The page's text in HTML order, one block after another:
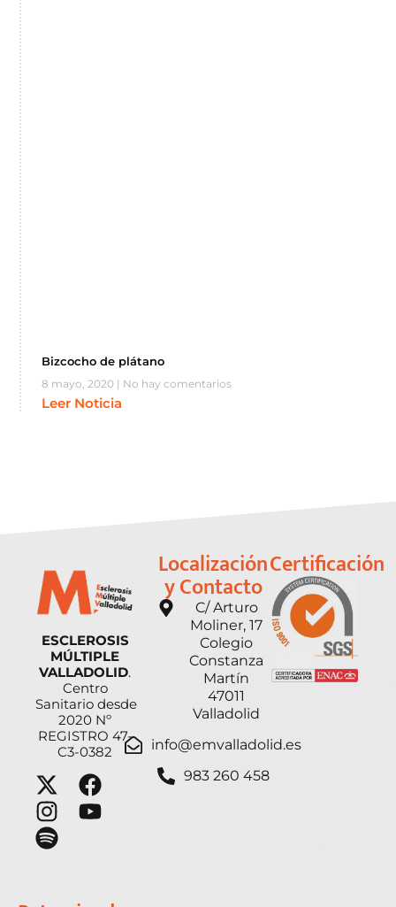
Bizcocho de plátano
8 mayo, 2020 No hay comentarios
Leer Noticia
ESCLEROSIS
MÚLTIPLE
VALLADOLID.
Centro
Sanitario desde
2020 Nº
REGISTRO 47-
C3-0382
Localización
y Contacto
C/ Arturo
Moliner, 17
Colegio
Constanza
Martín
47011
Valladolid
info@emvalladolid.es
983 260 458
Certificación